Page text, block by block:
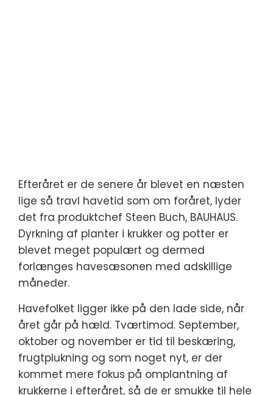
Efteråret er de senere år blevet en næsten
lige så travl havetid som om foråret, lyder
det fra produktchef Steen Buch, BAUHAUS.
Dyrkning af planter i krukker og potter er
blevet meget populært og dermed
forlænges havesæsonen med adskillige
måneder.
Havefolket ligger ikke på den lade side, når
året går på hæld. Tværtimod. September,
oktober og november er tid til beskæring,
frugtplukning og som noget nyt, er der
kommet mere fokus på omplantning af
krukkerne i efteråret, så de er smukke til hele